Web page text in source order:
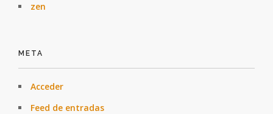
zen
META
Acceder
Feed de entradas